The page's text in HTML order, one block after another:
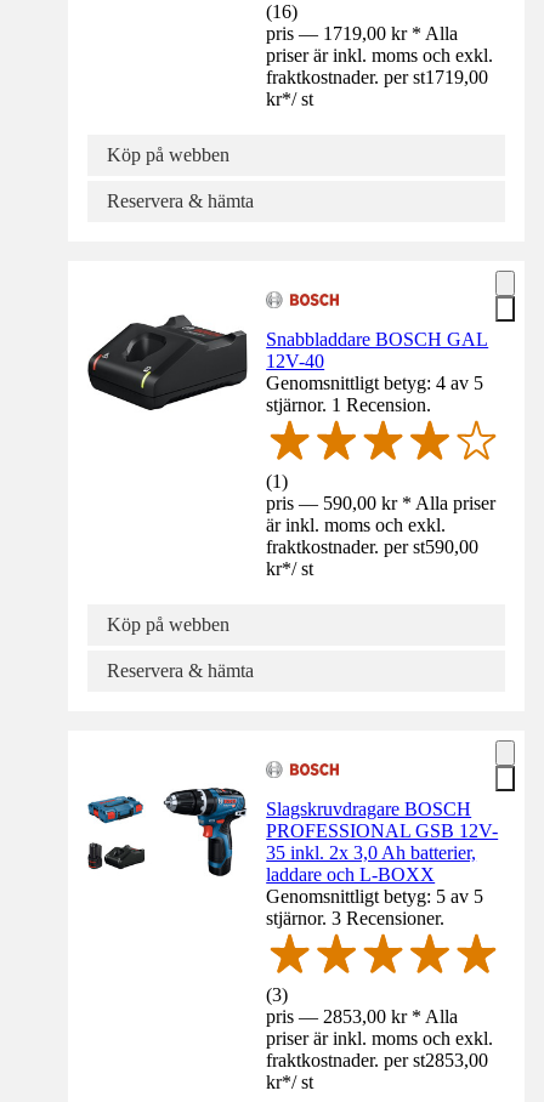
(16)
pris — 1719,00 kr * Alla
priser är inkl. moms och exkl.
fraktkostnader. per st1719,00
kr*/ st
Köp på webben
Reservera & hämta
Snabbladdare BOSCH GAL
12V-40
Genomsnittligt betyg: 4 av 5
stjärnor. 1 Recension.
(1)
pris — 590,00 kr * Alla priser
är inkl. moms och exkl.
fraktkostnader. per st590,00
kr*/ st
Köp på webben
Reservera & hämta
Slagskruvdragare BOSCH
PROFESSIONAL GSB 12V-
35 inkl. 2x 3,0 Ah batterier,
laddare och L-BOXX
Genomsnittligt betyg: 5 av 5
stjärnor. 3 Recensioner.
(3)
pris — 2853,00 kr * Alla
priser är inkl. moms och exkl.
fraktkostnader. per st2853,00
kr*/ st